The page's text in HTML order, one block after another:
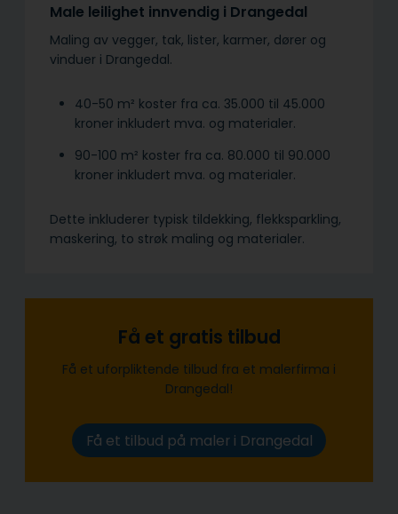
Male leilighet innvendig i Drangedal
Maling av vegger, tak, lister, karmer, dører og
vinduer i Drangedal.
40-50 m² koster fra ca. 35.000 til 45.000
kroner inkludert mva. og materialer.
90-100 m² koster fra ca. 80.000 til 90.000
kroner inkludert mva. og materialer.
Dette inkluderer typisk tildekking, flekksparkling,
maskering, to strøk maling og materialer.
Få et gratis tilbud
Få et uforpliktende tilbud fra et malerfirma i
Drangedal!
Få et tilbud på maler i Drangedal